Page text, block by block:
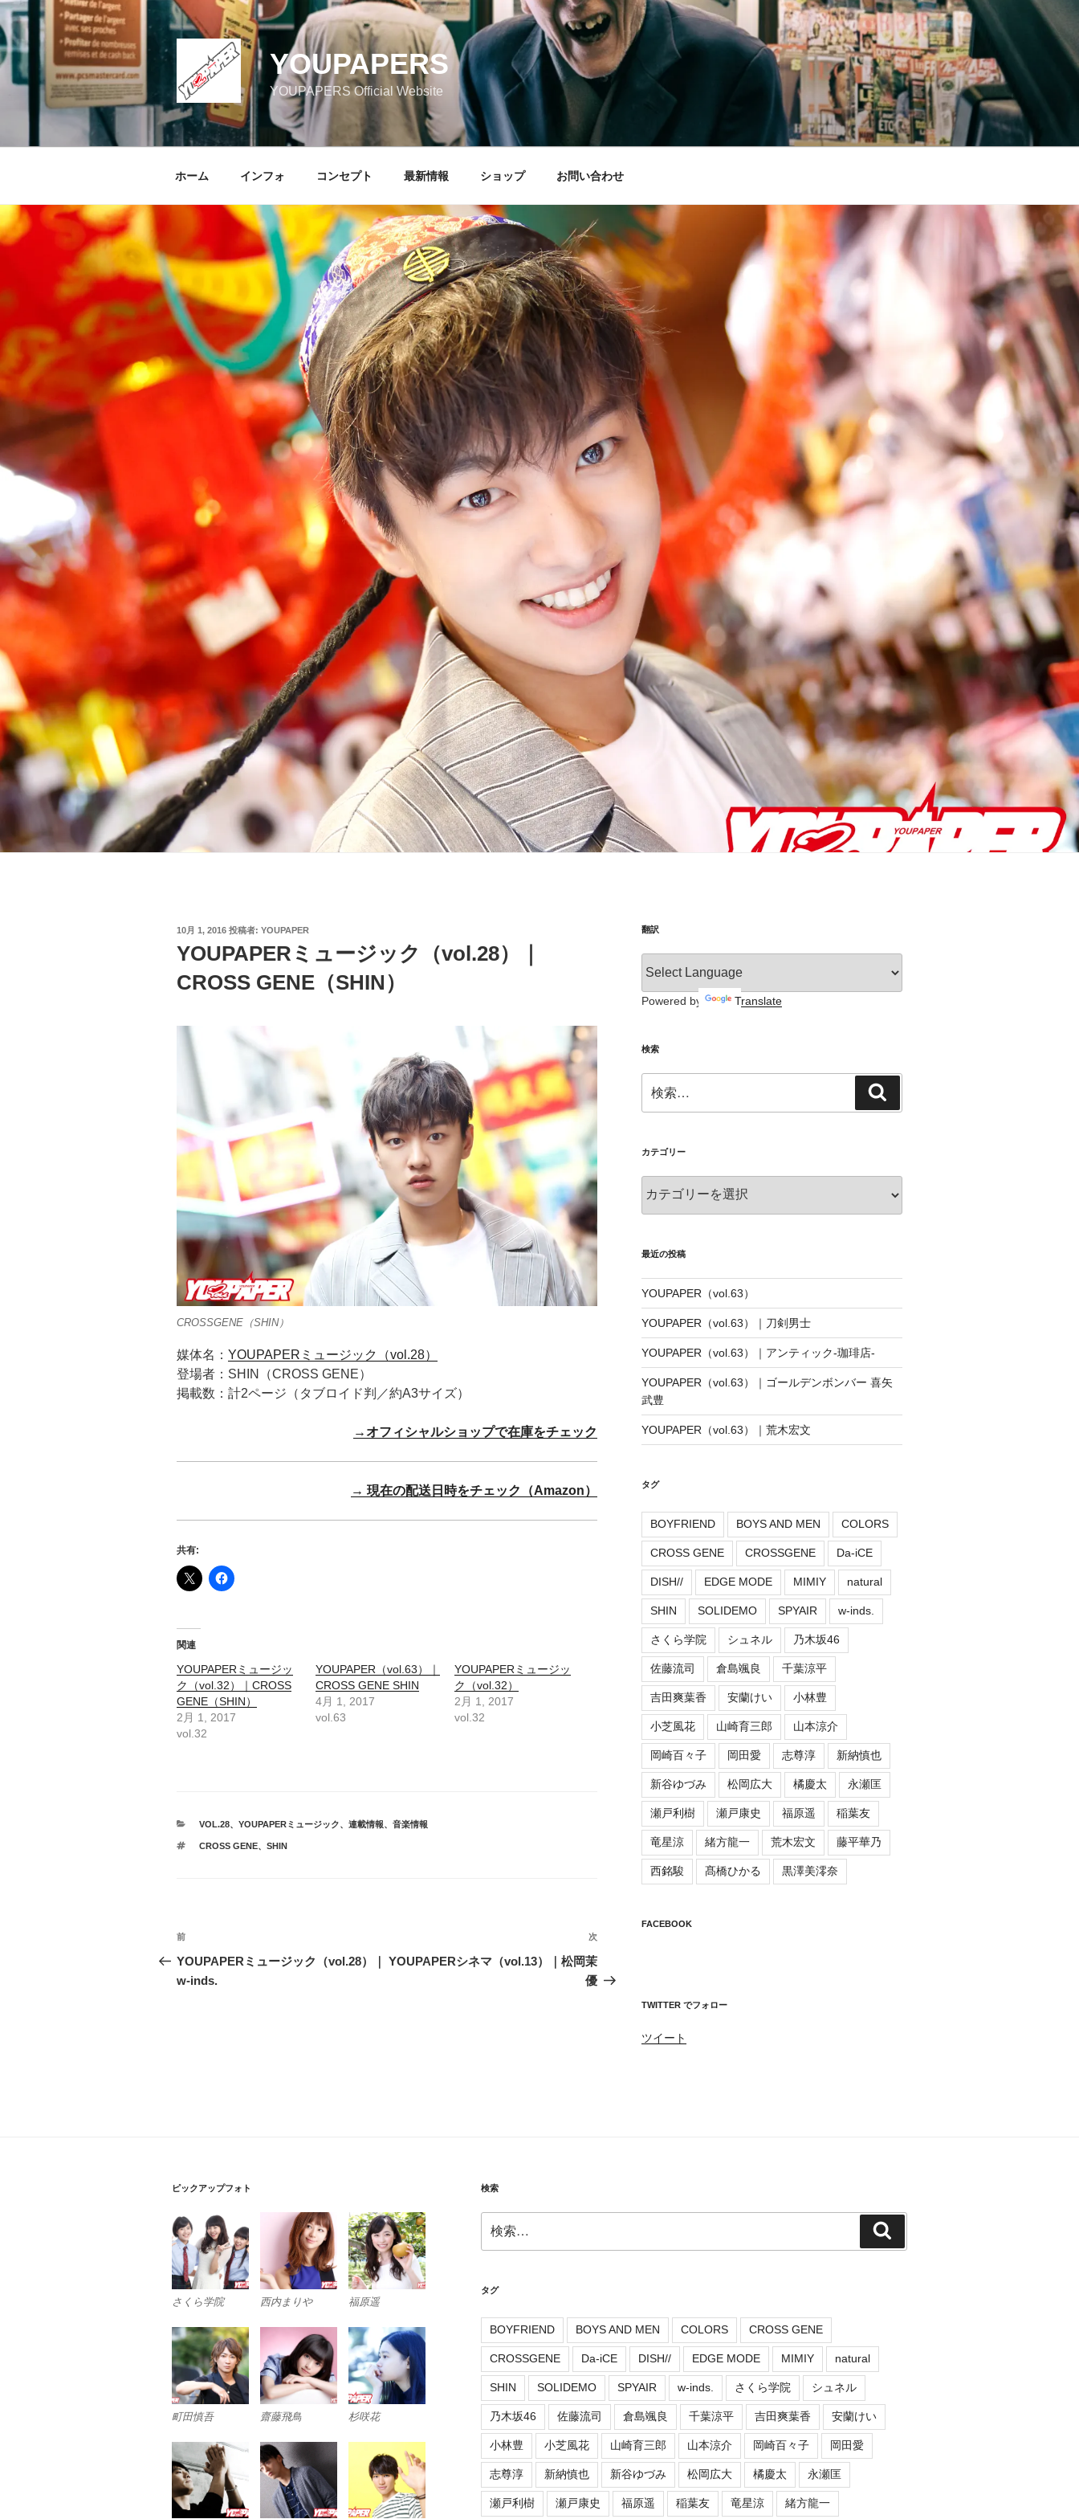
コ
ン
テ
ン
ツ
YOUPAPERS
YOUPAPERS Official Website
ホーム インフォ コンセプト 最新情報 ショップ お問い合わせ
投
日:
10月 1, 2016 投稿者: YOUPAPER
YOUPAPERミュージック（vol.28）｜
CROSS GENE（SHIN）
CROSSGENE（SHIN）
媒体名： YOUPAPERミュージック（vol.28）
登場者：SHIN（CROSS GENE）
掲載数：計2ページ（タブロイド判／約A3サイズ）
→オフィシャルショップで在庫をチェック
→ 現在の配送日時をチェック（Amazon）
共有:
関連
YOUPAPERミュージッ
ク（vol.32）｜CROSS
GENE（SHIN）
2月 1, 2017
vol.32
YOUPAPER（vol.63）｜
CROSS GENE SHIN
4月 1, 2017
vol.63
YOUPAPERミュージッ
ク（vol.32）
2月 1, 2017
vol.32
カ
ゴ
VOL.28、 YOUPAPERミュージック、 連載情報、 音楽情報
タ
CROSS GENE、 SHIN
投
稿
ナ
前
の
投
前
YOUPAPERミュージック（vol.28）｜
w-inds.
次
の
投
次
YOUPAPERシネマ（vol.13）｜松岡茉
優
翻訳
Powered by Translate
検索
索:
索
カテゴリー
テ
ー
最近の投稿
YOUPAPER（vol.63）
YOUPAPER（vol.63）｜刀剣男士
YOUPAPER（vol.63）｜アンティック-珈琲店-
YOUPAPER（vol.63）｜ゴールデンボンバー 喜矢
武豊
YOUPAPER（vol.63）｜荒木宏文
タグ
BOYFRIEND BOYS AND MEN COLORS
CROSS GENE CROSSGENE Da-iCE
DISH// EDGE MODE MIMIY natural
SHIN SOLIDEMO SPYAIR w-inds.
さくら学院 シュネル 乃木坂46
佐藤流司 倉島颯良 千葉涼平
吉田爽葉香 安蘭けい 小林豊
小芝風花 山崎育三郎 山本涼介
岡崎百々子 岡田愛 志尊淳 新納慎也
新谷ゆづみ 松岡広大 橘慶太 永瀬匡
瀬戸利樹 瀬戸康史 福原遥 稲葉友
竜星涼 緒方龍一 荒木宏文 藤平華乃
西銘駿 髙橋ひかる 黒澤美澪奈
FACEBOOK
TWITTER でフォロー
ツイート
ピックアップフォト
さくら学院 西内まりや 福原遥
町田慎吾 齋藤飛鳥 杉咲花
検索
索:
索
タグ
BOYFRIEND BOYS AND MEN COLORS CROSS GENE
CROSSGENE Da-iCE DISH// EDGE MODE MIMIY natural
SHIN SOLIDEMO SPYAIR w-inds. さくら学院 シュネル
乃木坂46 佐藤流司 倉島颯良 千葉涼平 吉田爽葉香 安蘭けい
小林豊 小芝風花 山崎育三郎 山本涼介 岡崎百々子 岡田愛
志尊淳 新納慎也 新谷ゆづみ 松岡広大 橘慶太 永瀬匡
瀬戸利樹 瀬戸康史 福原遥 稲葉友 竜星涼 緒方龍一